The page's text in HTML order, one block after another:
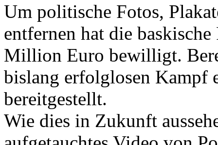
Um politische Fotos,
entfernen hat die
Million Euro bewilligt.
bislang erfolglosen
bereitgestellt.
Wie dies in Zukunft